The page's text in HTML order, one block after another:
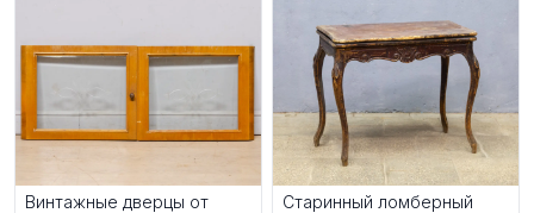
Винтажные дверцы от
Старинный ломберный